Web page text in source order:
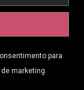
para
marketing.